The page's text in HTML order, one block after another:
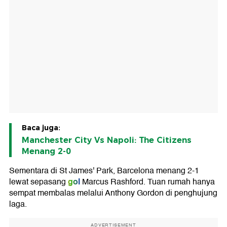
Baca juga:
Manchester City Vs Napoli: The Citizens
Menang 2-0
Sementara di St James' Park, Barcelona menang 2-1
lewat sepasanggolMarcus Rashford. Tuan rumah hanya
sempat membalas melalui Anthony Gordon di penghujung
laga.
ADVERTISEMENT